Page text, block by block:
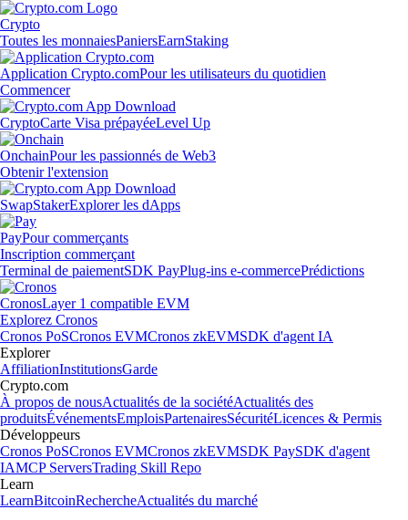
Crypto
Toutes les monnaiesPaniersEarnStaking
Application Crypto.comPour les utilisateurs du quotidien
Commencer
CryptoCarte Visa prépayéeLevel Up
OnchainPour les passionnés de Web3
Obtenir l'extension
SwapStakerExplorer les dApps
PayPour commerçants
Inscription commerçant
Terminal de paiementSDK PayPlug-ins e-commercePrédictions
CronosLayer 1 compatible EVM
Explorez Cronos
Cronos PoSCronos EVMCronos zkEVMSDK d'agent IA
Explorer
AffiliationInstitutionsGarde
Crypto.com
À propos de nousActualités de la sociétéActualités des
produitsÉvénementsEmploisPartenairesSécuritéLicences & Permis
Développeurs
Cronos PoSCronos EVMCronos zkEVMSDK PaySDK d'agent
IAMCP ServersTrading Skill Repo
Learn
LearnBitcoinRechercheActualités du marché